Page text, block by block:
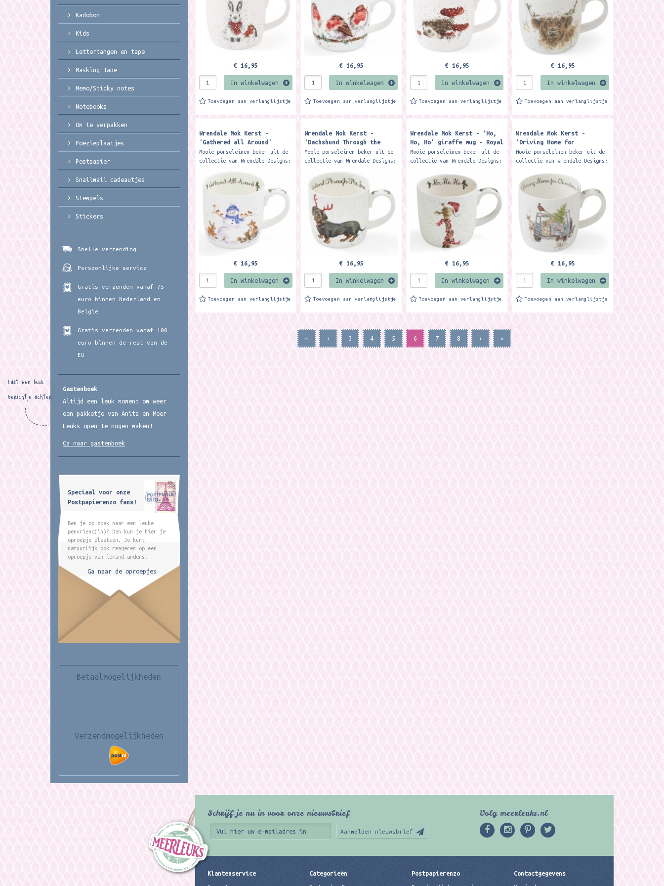
€ 16,95
In winkelwagen
Toevoegen aan verlanglijstje
€ 16,95
In winkelwagen
Toevoegen aan verlanglijstje
€ 16,95
In winkelwagen
Toevoegen aan verlanglijstje
€ 16,95
In winkelwagen
Toevoegen aan verlanglijstje
Wrendale Mok Kerst -
'Gathered all Around'
woodland animal mug - Royal
Worcester
Mooie porseleinen beker uit de
collectie van Wrendale Designs:
mok heeft een inhoud van 310
ml. De beker wordt...
€ 16,95
In winkelwagen
Toevoegen aan verlanglijstje
Wrendale Mok Kerst -
'Dachshund Through the
Snow' Mug - Royal Worcester
Mooie porseleinen beker uit de
collectie van Wrendale Designs:
mok heeft een inhoud van 310
ml. De beker wordt...
€ 16,95
In winkelwagen
Toevoegen aan verlanglijstje
Wrendale Mok Kerst - 'Ho,
Ho, Ho' giraffe mug - Royal
Worcester
Mooie porseleinen beker uit de
collectie van Wrendale Designs:
mok heeft een inhoud van 310
ml. De beker wordt...
€ 16,95
In winkelwagen
Toevoegen aan verlanglijstje
Wrendale Mok Kerst -
'Driving Home for
Christmas' Animal Mug ​-
Royal Worcester
Mooie porseleinen beker uit de
collectie van Wrendale Designs:
mok heeft een inhoud van 310
ml. De beker wordt...
€ 16,95
In winkelwagen
Toevoegen aan verlanglijstje
« ‹ 3 4 5 6 7 8 › »
Kadobon
Kids
Lettertangen en tape
Masking Tape
Memo/Sticky notes
Notebooks
Om te verpakken
Poëzieplaatjes
Postpapier
Snailmail cadeautjes
Stempels
Stickers
Snelle verzending
Persoonlijke service
Gratis verzenden vanaf 75
euro binnen Nederland en
België
Gratis verzenden vanaf 100
euro binnen de rest van de
EU
Gastenboek
Altijd een leuk moment om weer
een pakketje van Anita en Meer
Leuks open te mogen maken!
Laat een leuk
berichtje achter
Ga naar gastenboek
Speciaal voor onze
Postpapierenzo fans!
Ben je op zoek naar een leuke
penvriend(in)? Dan kun je hier je
oproepje plaatsen. Je kunt
natuurlijk ook reageren op een
oproepje van iemand anders.
Ga naar de oproepjes
Betaalmogelijkheden
Verzendmogelijkheden
Schrijf je nu in voor onze nieuwsbrief
Aanmelden nieuwsbrief
Volg meerleuks.nl
Klantenservice Categorieën Postpapierenzo Contactgegevens